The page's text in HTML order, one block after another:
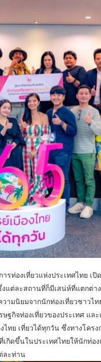
รท่องเที่ยวแห่งประเทศไทย เ
ต่ละสถานที่ก็มีเสน่ห์ที่แตกต่า
ามนิยมจากนักท่องเที่ยวชาวไ
ฐกิจท่องเที่ยวของประเทศ แล
ทย เที่ยวได้ทุกวัน ซึ่งทางโคร
กิดขึ้นในประเทศไทยให้นักท่อ
ละท่าน